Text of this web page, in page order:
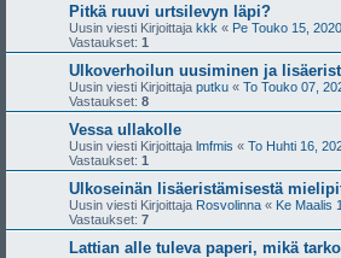
Pitkä ruuvi urtsilevyn läpi?
Uusin viesti Kirjoittaja kkk « Pe Touko 15,
Vastaukset: 1
Ulkoverhoilun uusiminen ja
Uusin viesti Kirjoittaja putku « To Touko 07,
Vastaukset: 8
Vessa ullakolle
Uusin viesti Kirjoittaja lmfmis « To Huhti 16,
Vastaukset: 1
Ulkoseinän lisäeristämisestä
Uusin viesti Kirjoittaja Rosvolinna « Ke Maalis
Vastaukset: 7
Lattian alle tuleva paperi, mikä